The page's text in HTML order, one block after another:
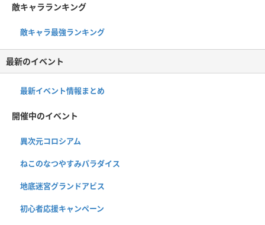
敵キャラランキング
敵キャラ最強ランキング
最新のイベント
最新イベント情報まとめ
開催中のイベント
異次元コロシアム
ねこのなつやすみパラダイス
地底迷宮グランドアビス
初心者応援キャンペーン